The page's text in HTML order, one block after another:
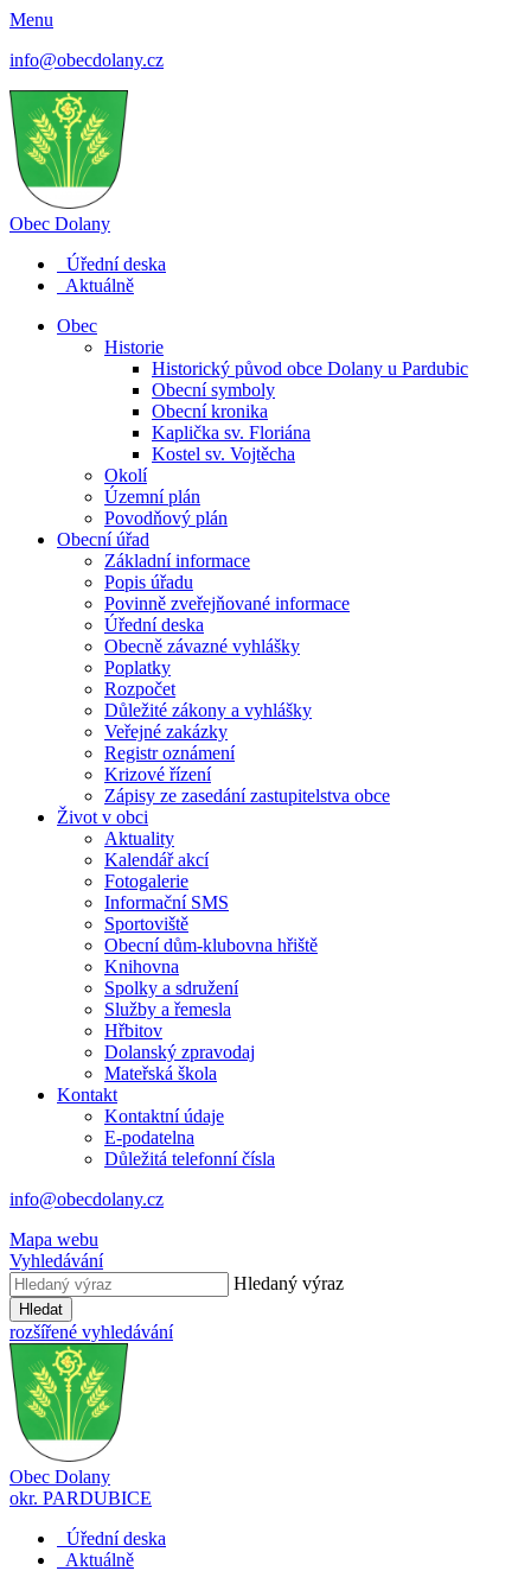
Menu
info@obecdolany.cz
Obec Dolany
Úřední deska
Aktuálně
Obec
Historie
Historický původ obce Dolany u Pardubic
Obecní symboly
Obecní kronika
Kaplička sv. Floriána
Kostel sv. Vojtěcha
Okolí
Územní plán
Povodňový plán
Obecní úřad
Základní informace
Popis úřadu
Povinně zveřejňované informace
Úřední deska
Obecně závazné vyhlášky
Poplatky
Rozpočet
Důležité zákony a vyhlášky
Veřejné zakázky
Registr oznámení
Krizové řízení
Zápisy ze zasedání zastupitelstva obce
Život v obci
Aktuality
Kalendář akcí
Fotogalerie
Informační SMS
Sportoviště
Obecní dům-klubovna hřiště
Knihovna
Spolky a sdružení
Služby a řemesla
Hřbitov
Dolanský zpravodaj
Mateřská škola
Kontakt
Kontaktní údaje
E-podatelna
Důležitá telefonní čísla
info@obecdolany.cz
Mapa webu
Vyhledávání
Hledaný výraz
Hledat
rozšířené vyhledávání
Obec Dolany
okr. PARDUBICE
Úřední deska
Aktuálně